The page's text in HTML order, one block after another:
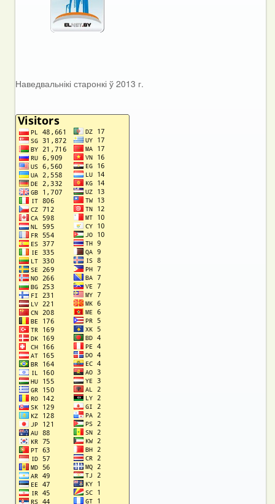
Наведвальнікі старонкі ў 2013 г.